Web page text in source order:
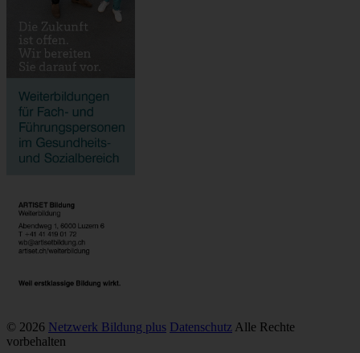
© 2026 Netzwerk Bildung plus Datenschutz Alle Rechte
vorbehalten